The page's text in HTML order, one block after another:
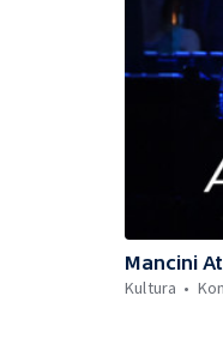
Mancini
Kultura